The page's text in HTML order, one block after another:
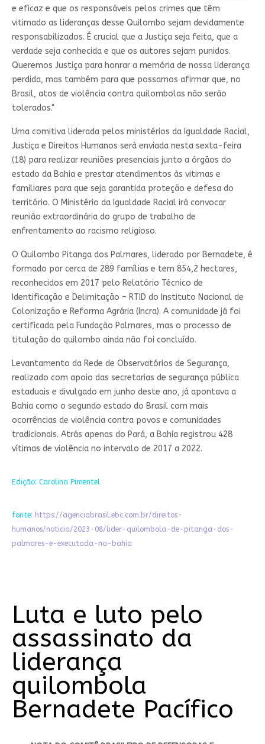
e eficaz e que os responsáveis pelos crimes que têm
vitimado as lideranças desse Quilombo sejam devidamente
responsabilizados. É crucial que a Justiça seja feita, que a
verdade seja conhecida e que os autores sejam punidos.
Queremos Justiça para honrar a memória de nossa liderança
perdida, mas também para que possamos afirmar que, no
Brasil, atos de violência contra quilombolas não serão
tolerados."
Uma comitiva liderada pelos ministérios da Igualdade Racial,
Justiça e Direitos Humanos será enviada nesta sexta-feira
(18) para realizar reuniões presenciais junto a órgãos do
estado da Bahia e prestar atendimentos às vitimas e
familiares para que seja garantida proteção e defesa do
território. O Ministério da Igualdade Racial irá convocar
reunião extraordinária do grupo de trabalho de
enfrentamento ao racismo religioso.
O Quilombo Pitanga dos Palmares, liderado por Bernadete, é
formado por cerca de 289 famílias e tem 854,2 hectares,
reconhecidos em 2017 pelo Relatório Técnico de
Identificação e Delimitação – RTID do Instituto Nacional de
Colonização e Reforma Agrária (Incra). A comunidade já foi
certificada pela Fundação Palmares, mas o processo de
titulação do quilombo ainda não foi concluído.
Levantamento da Rede de Observatórios de Segurança,
realizado com apoio das secretarias de segurança pública
estaduais e divulgado em junho deste ano, já apontava a
Bahia como o segundo estado do Brasil com mais
ocorrências de violência contra povos e comunidades
tradicionais. Atrás apenas do Pará, a Bahia registrou 428
vítimas de violência no intervalo de 2017 a 2022.
Edição: Carolina Pimentel
fonte: https://agenciabrasil.ebc.com.br/direitos-
humanos/noticia/2023-08/lider-quilombola-de-pitanga-dos-
palmares-e-executada-na-bahia
Luta e luto pelo
assassinato da
liderança
quilombola
Bernadete Pacífico